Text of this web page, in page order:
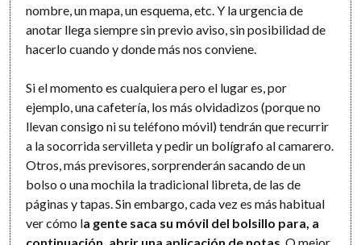
nombre, un mapa, un esquema, etc. Y la urgencia de
anotar llega siempre sin previo aviso, sin posibilidad de
hacerlo cuando y donde más nos conviene.
Si el momento es cualquiera pero el lugar es, por
ejemplo, una cafetería, los más olvidadizos (porque no
llevan consigo ni su teléfono móvil) tendrán que recurrir
a la socorrida servilleta y pedir un bolígrafo al camarero.
Otros, más previsores, sorprenderán sacando de un
bolso o una mochila la tradicional libreta, de las de
páginas y tapas. Sin embargo, cada vez es más habitual
ver cómo la gente saca su móvil del bolsillo para, a